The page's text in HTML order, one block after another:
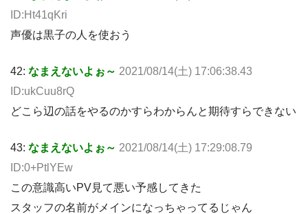
ID:Ht41qKri
声優は黒子の人を使おう
42: なまえないよぉ～ 2021/08/14(土) 17:06:38.43
ID:ukCuu8rQ
どこら辺の話をやるのかすらわからんと期待すらできない
43: なまえないよぉ～ 2021/08/14(土) 17:29:08.79
ID:0+PtlYEw
この意識高いPV見て悪い予感してきた
スタッフの名前がメインになっちゃってるじゃん